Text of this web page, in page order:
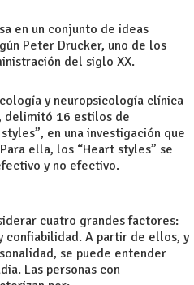
en un conjunto de ideas
Peter Drucker, uno de los
del siglo XX.
y neuropsicología clínica
delimitó 16 estilos de
en una investigación que
ella, los “Heart styles” se
y no efectivo.
cuatro grandes factores:
confiabilidad. A partir de ellos, y
se puede entender
Las personas con